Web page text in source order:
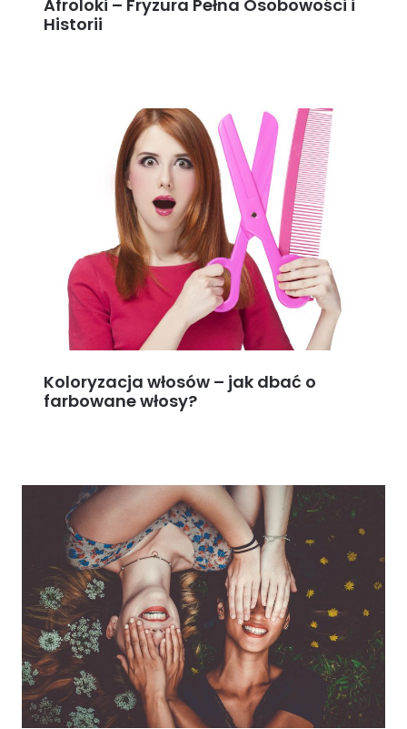
Afroloki – Fryzura Pełna Osobowości i
Historii
Koloryzacja włosów – jak dbać o
farbowane włosy?